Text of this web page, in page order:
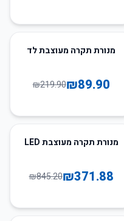
59
מנורת תקרה מעוצבת לד
₪89.90
₪219.90
56%מנורת תקרה מעוצבת LED
₪371.88
₪845.20